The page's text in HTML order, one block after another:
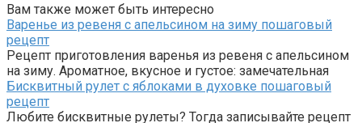
Вам также может быть интересно
Варенье из ревеня с апельсином на зиму пошаговый
рецепт
Рецепт приготовления варенья из ревеня с апельсином
на зиму. Ароматное, вкусное и густое: замечательная
Бисквитный рулет с яблоками в духовке пошаговый
рецепт
Любите бисквитные рулеты? Тогда записывайте рецепт